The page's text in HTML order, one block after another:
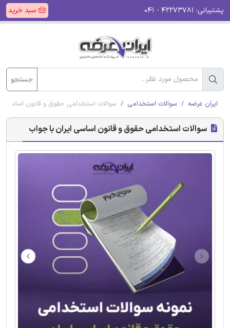
پشتیبانی: سبد خرید
جستجو
ایران عرضه سوالات استخدامی سوالات استخدامی حقوق و قانون اساسی
سوالات استخدامی حقوق و قانون اساسی ایران با جواب